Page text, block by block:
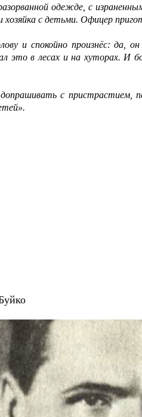
одежде, с
хозяйка с детьми. Офицер
и спокойно произнёс: да,
это в лесах и на хуторах. И
с пристрастием,